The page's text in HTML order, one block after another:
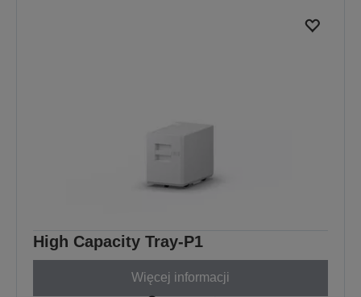
High Capacity Tray-P1
Więcej informacji